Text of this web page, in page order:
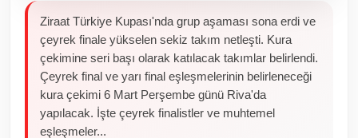
Ziraat Türkiye Kupası'nda grup aşaması sona erdi ve
çeyrek finale yükselen sekiz takım netleşti. Kura
çekimine seri başı olarak katılacak takımlar belirlendi.
Çeyrek final ve yarı final eşleşmelerinin belirleneceği
kura çekimi 6 Mart Perşembe günü Riva'da
yapılacak. İşte çeyrek finalistler ve muhtemel
eşleşmeler...